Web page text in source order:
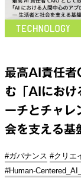
最高AI責任者
む「AIにおけ
ーチとチャ
会を支える基
#ガバナンス #クリエ
#Human-